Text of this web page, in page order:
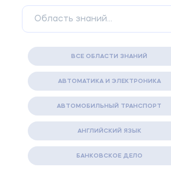
ВСЕ ОБЛАСТИ ЗНАНИЙ
АВТОМАТИКА И ЭЛЕКТРОНИКА
АВТОМОБИЛЬНЫЙ ТРАНСПОРТ
АНГЛИЙСКИЙ ЯЗЫК
БАНКОВСКОЕ ДЕЛО